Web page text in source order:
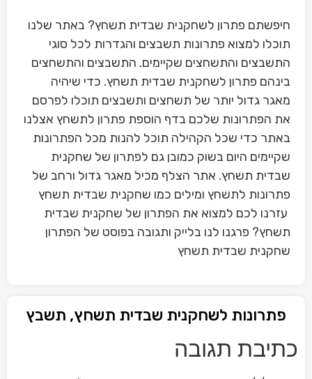
חיפשתם פתרון לשחקנית שבדית תשחץ? באתר שלנו
תוכלו למצוא פתרונות תשבצים והגדרות לכל סוגי
התשבצים והתשחצים שקיימים. התשבצים והתשחצים
בינהם פתרון לשחקנית שבדית תשחץ. כדי שיהיה
מאגר גדול יותר של תשחצים ותשבצים תוכלו לפרסם
את הפתרונות שלכם בדף הוספת פתרון לתשחץ אצלנו
באתר כדי שכל הקהילה תוכל להנות מכל הפתרונות
שקיימים היום בשוק כמובן גם לפתרון של שחקנית
שבדית תשחץ. אתר הצלף מכיל מאגר גדול ורחב של
פתרונות לתשחץ ומילים כמו שחקנית שבדית תשחץ
עזרנו לכם למצוא את הפתרון של שחקנית שבדית
תשחץ? פרגנו לנו בלייק ותגובה בפוסט של הפתרון
שחקנית שבדית תשחץ
פתרונות לשחקנית שבדית תשחץ, תשבץ
כתיבת תגובה